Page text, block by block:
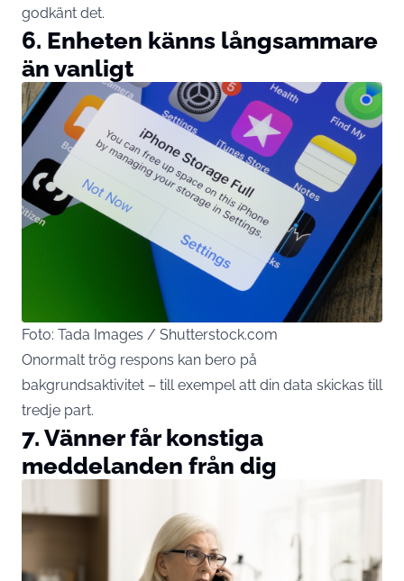
godkänt det.
6. Enheten känns långsammare
än vanligt
Foto: Tada Images / Shutterstock.com
Onormalt trög respons kan bero på
bakgrundsaktivitet – till exempel att din data skickas till
tredje part.
7. Vänner får konstiga
meddelanden från dig